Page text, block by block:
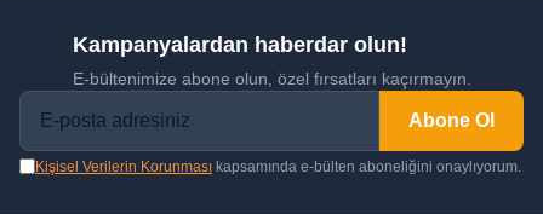
Kampanyalardan haberdar olun!
E-bültenimize abone olun, özel fırsatları kaçırmayın.
Abone Ol
Kişisel Verilerin Korunması kapsamında e-bülten aboneliğini onaylıyorum.